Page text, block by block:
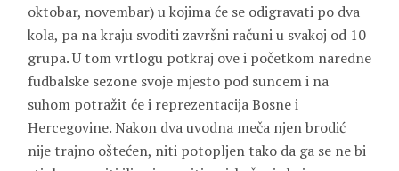
oktobar, novembar) u kojima će se odigravati po dva
kola, pa na kraju svoditi završni računi u svakoj od 10
grupa. U tom vrtlogu potkraj ove i početkom naredne
fudbalske sezone svoje mjesto pod suncem i na
suhom potražit će i reprezentacija Bosne i
Hercegovine. Nakon dva uvodna meča njen brodić
nije trajno oštećen, niti potopljen tako da ga se ne bi